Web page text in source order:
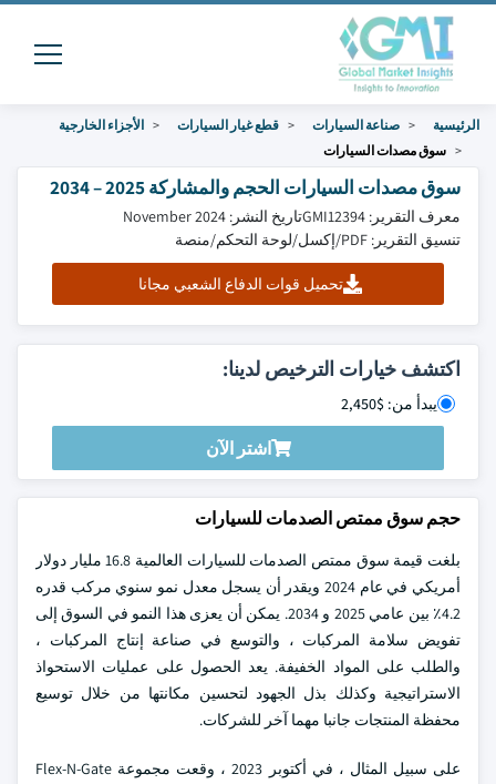
الرئيسية صناعة السيارات قطع غيار السيارات
الأجزاء الخارجية
سوق مصدات السيارات
سوق مصدات السيارات الحجم والمشاركة 2025 – 2034
معرف التقرير: GMI12394
تاريخ النشر: November 2024
تنسيق التقرير: PDF/إكسل/لوحة التحكم/منصة
تحميل قوات الدفاع الشعبي مجانا
اكتشف خيارات الترخيص لدينا:
يبدأ من: $2,450
اشتر الآن
حجم سوق ممتص الصدمات للسيارات
بلغت قيمة سوق ممتص الصدمات للسيارات العالمية 16.8 مليار دولار
أمريكي في عام 2024 ويقدر أن يسجل معدل نمو سنوي مركب قدره
4.2٪ بين عامي 2025 و 2034. يمكن أن يعزى هذا النمو في السوق إلى
تفويض سلامة المركبات ، والتوسع في صناعة إنتاج المركبات ،
والطلب على المواد الخفيفة. يعد الحصول على عمليات الاستحواذ
الاستراتيجية وكذلك بذل الجهود لتحسين مكانتها من خلال توسيع
محفظة المنتجات جانبا مهما آخر للشركات.
على سبيل المثال ، في أكتوبر 2023 ، وقعت مجموعة Flex-N-Gate